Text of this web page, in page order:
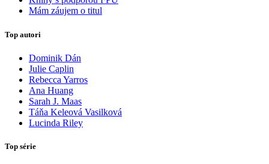
Mám záujem o titul
Top autori
Dominik Dán
Julie Caplin
Rebecca Yarros
Ana Huang
Sarah J. Maas
Táňa Keleová Vasilková
Lucinda Riley
Top série